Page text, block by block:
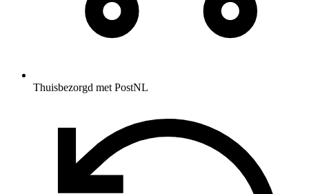
Thuisbezorgd met PostNL